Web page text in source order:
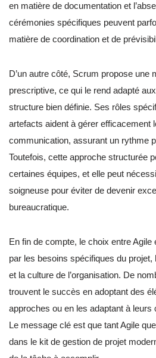
en matière de documentation et
cérémonies spécifiques peuvent
matière de coordination et de
D’un autre côté, Scrum propose une
prescriptive, ce qui le rend adapté
structure bien définie. Ses rôles
artefacts aident à gérer efficacement
communication, assurant un rythme
Toutefois, cette approche structurée
certaines équipes, et elle peut
soigneuse pour éviter de devenir
bureaucratique.
En fin de compte, le choix entre
par les besoins spécifiques du projet,
et la culture de l’organisation. De
trouvent le succès en adoptant des
approches ou en les adaptant à
Le message clé est que tant Agile
dans le kit de gestion de projet